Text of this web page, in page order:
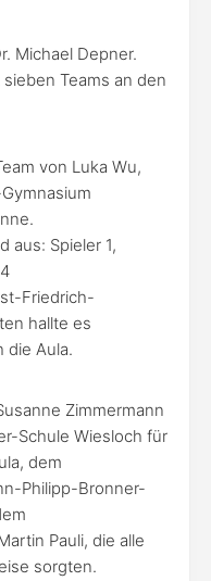
Michael Depner.
Teams an den
von Luka Wu,
aus: Spieler 1,
Friedrich-
hallte es
die Aula.
Zimmermann
Schule Wiesloch für
dem
Philipp-Bronner-
Pauli, die alle
sorgten.